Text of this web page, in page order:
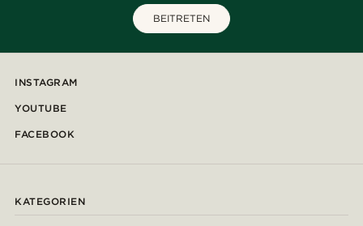
BEITRETEN
INSTAGRAM
YOUTUBE
FACEBOOK
KATEGORIEN